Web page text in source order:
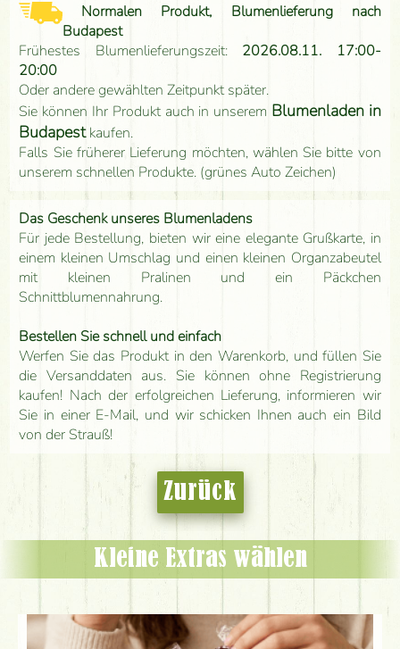
Normalen Produkt, Blumenlieferung nach
Budapest
Frühestes Blumenlieferungszeit: 2026.08.11. 17:00-
20:00
Oder andere gewählten Zeitpunkt später.
Sie können Ihr Produkt auch in unserem Blumenladen in
Budapestkaufen.
Falls Sie früherer Lieferung möchten, wählen Sie bitte von
unserem schnellen Produkte. (grünes Auto Zeichen)
Das Geschenk unseres Blumenladens
Für jede Bestellung, bieten wir eine elegante Grußkarte, in
einem kleinen Umschlag und einen kleinen Organzabeutel
mit kleinen Pralinen und ein Päckchen
Schnittblumennahrung.
Bestellen Sie schnell und einfach
Werfen Sie das Produkt in den Warenkorb, und füllen Sie
die Versanddaten aus. Sie können ohne Registrierung
kaufen! Nach der erfolgreichen Lieferung, informieren wir
Sie in einer E-Mail, und wir schicken Ihnen auch ein Bild
von der Strauß!
Zurück
Kleine Extras wählen